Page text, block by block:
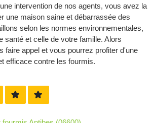
intervention de nos agents, vous avez la
une maison saine et débarrassée des
selon les normes environnementales,
santé et celle de votre famille. Alors
faire appel et vous pourrez profiter d'une
efficace contre les fourmis.